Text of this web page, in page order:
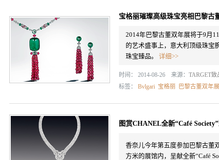
宝格丽璀璨高级珠宝亮相巴黎古
2014年巴黎古董双年展将于9月
的艺术盛事上，意大利顶级珠宝
珠宝臻品。 详细>>
时间： 2014-08-26 来源： TARGET致
标签： Bvlgari 宝格丽 巴黎古董双年展
图赏CHANEL全新“Café
香奈儿今年第五度参加巴黎古董
方米的展馆内，呈献全新“Café